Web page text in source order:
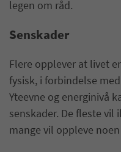
legen om råd.
Senskader
Flere opplever at livet
fysisk, i forbindelse
Yteevne og energinivå
senskader. De fleste vil
mange vil oppleve